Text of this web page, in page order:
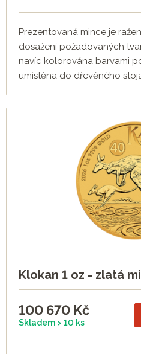
Prezentovaná mince je
dosažení požadovaných
navíc kolorována barvami
umístěna do dřevěného
Klokan 1 oz - zlatá
100 670 Kč
Skladem > 10 ks